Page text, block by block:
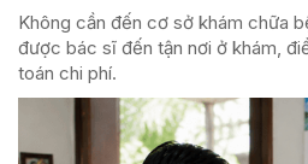
Không cần đến cơ sở khám chữa
được bác sĩ đến tận nơi ở khám,
toán chi phí.